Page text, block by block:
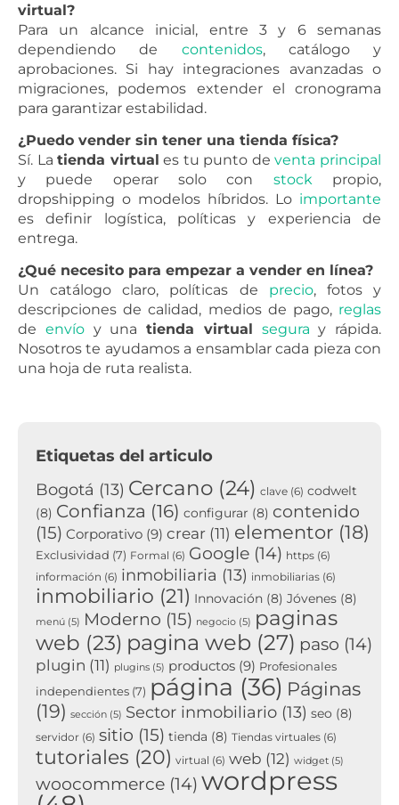
virtual?
Para un alcance inicial, entre 3 y 6 semanas
dependiendo de contenidos, catálogo y
aprobaciones. Si hay integraciones avanzadas o
migraciones, podemos extender el cronograma
para garantizar estabilidad.
¿Puedo vender sin tener una tienda física?
Sí. Latienda virtual es tu punto deventa principal
y puede operar solo con stockpropio,
dropshipping o modelos híbridos. Lo importante
es definir logística, políticas y experiencia de
entrega.
¿Qué necesito para empezar a vender en línea?
Un catálogo claro, políticas de precio, fotos y
descripciones de calidad, medios de pago, reglas
de envíoy una tienda virtual segura y rápida.
Nosotros te ayudamos a ensamblar cada pieza con
una hoja de ruta realista.
Etiquetas del articulo
Bogotá (13) Cercano (24) clave (6) codwelt
(8) Confianza (16) configurar (8) contenido
(15) Corporativo (9) crear (11) elementor (18)
Exclusividad (7) Formal (6) Google (14) https (6)
información (6) inmobiliaria (13) inmobiliarias (6)
inmobiliario (21) Innovación (8) Jóvenes (8)
menú (5) Moderno (15) negocio (5) paginas
web (23) pagina web (27) paso (14)
plugin (11) plugins (5) productos (9) Profesionales
independientes (7) página (36) Páginas
(19) sección (5) Sector inmobiliario (13) seo (8)
servidor (6) sitio (15) tienda (8) Tiendas virtuales (6)
tutoriales (20) virtual (6) web (12) widget (5)
woocommerce (14) wordpress